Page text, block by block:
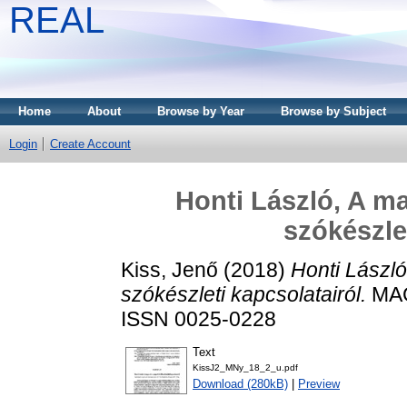
REAL
Home About Browse by Year Browse by Subject
Login Create Account
Honti László, A
Kiss, Jenő (2018) Honti
szókészleti kapcsolatairól.
ISSN 0025-0228
Text
KissJ2_MNy_18_2_u.pdf
Download (280kB) Preview